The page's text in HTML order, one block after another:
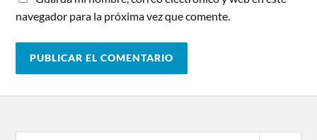
navegador para la próxima vez que comente.